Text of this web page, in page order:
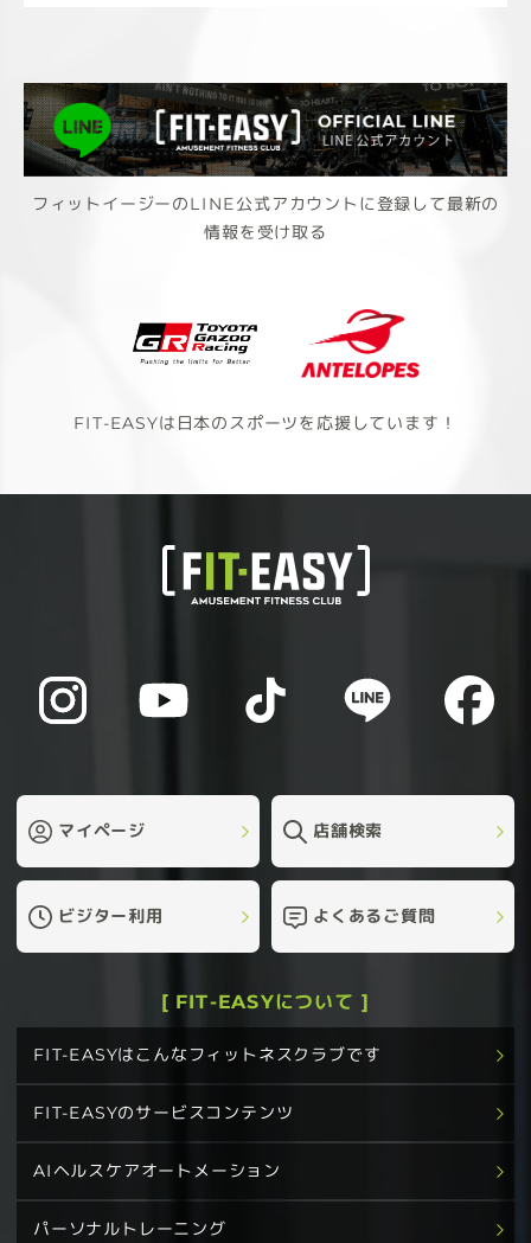
フィットイージーのLINE公式アカウントに登録して最新の
情報を受け取る
FIT-EASYは日本のスポーツを応援しています！
マイページ 店舗検索
ビジター利用 よくあるご質問
[ FIT-EASYについて ]
FIT-EASYはこんなフィットネスクラブです
FIT-EASYのサービスコンテンツ
AIヘルスケアオートメーション
パーソナルトレーニング